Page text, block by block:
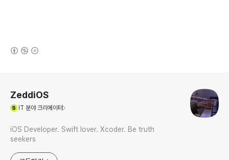
ZeddiOS
IT 분야 크리에이터
iOS Developer. Swift lover. Xcoder. Be truth
seekers